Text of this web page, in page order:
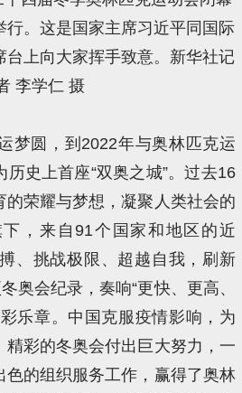
行。这是国家主席习近平同国际
台上向大家挥手致意。新华社记
李学仁 摄
梦圆，到2022年与奥林匹克运
史上首座“双奥之城”。过去16
的荣耀与梦想，凝聚人类社会的
，来自91个国家和地区的近
、挑战极限、超越自我，刷新
奥会纪录，奏响“更快、更高、
乐章。中国克服疫情影响，为
彩的冬奥会付出巨大努力，一
的组织服务工作，赢得了奥林